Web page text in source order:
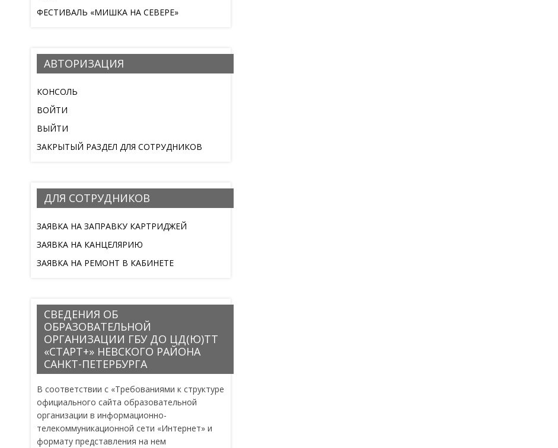
ФЕСТИВАЛЬ «МИШКА НА СЕВЕРЕ»
АВТОРИЗАЦИЯ
КОНСОЛЬ
ВОЙТИ
ВЫЙТИ
ЗАКРЫТЫЙ РАЗДЕЛ ДЛЯ СОТРУДНИКОВ
ДЛЯ СОТРУДНИКОВ
ЗАЯВКА НА ЗАПРАВКУ КАРТРИДЖЕЙ
ЗАЯВКА НА КАНЦЕЛЯРИЮ
ЗАЯВКА НА РЕМОНТ В КАБИНЕТЕ
СВЕДЕНИЯ ОБ
ОБРАЗОВАТЕЛЬНОЙ
ОРГАНИЗАЦИИ ГБУ ДО ЦД(Ю)ТТ
«СТАРТ+» НЕВСКОГО РАЙОНА
САНКТ-ПЕТЕРБУРГА
В соответствии с «Требованиями к структуре
официального сайта образовательной
организации в информационно-
телекоммуникационной сети «Интернет» и
формату представления на нем